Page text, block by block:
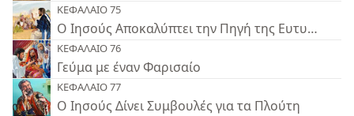
ΚΕΦΑΛΑΙΟ 75
Ο Ιησούς Αποκαλύπτει την Πηγή της Ευτυχίας
ΚΕΦΑΛΑΙΟ 76
Γεύμα με έναν Φαρισαίο
ΚΕΦΑΛΑΙΟ 77
Ο Ιησούς Δίνει Συμβουλές για τα Πλούτη